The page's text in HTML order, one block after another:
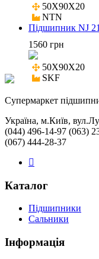
50X90X20
NTN
Підшипник NJ
1560 грн
50X90X20
SKF
Cупермаркет
Україна, м.Київ,
(044) 496-14-97 (063)
(067) 444-28-37
Каталог
Підшипники
Сальники
Інформація